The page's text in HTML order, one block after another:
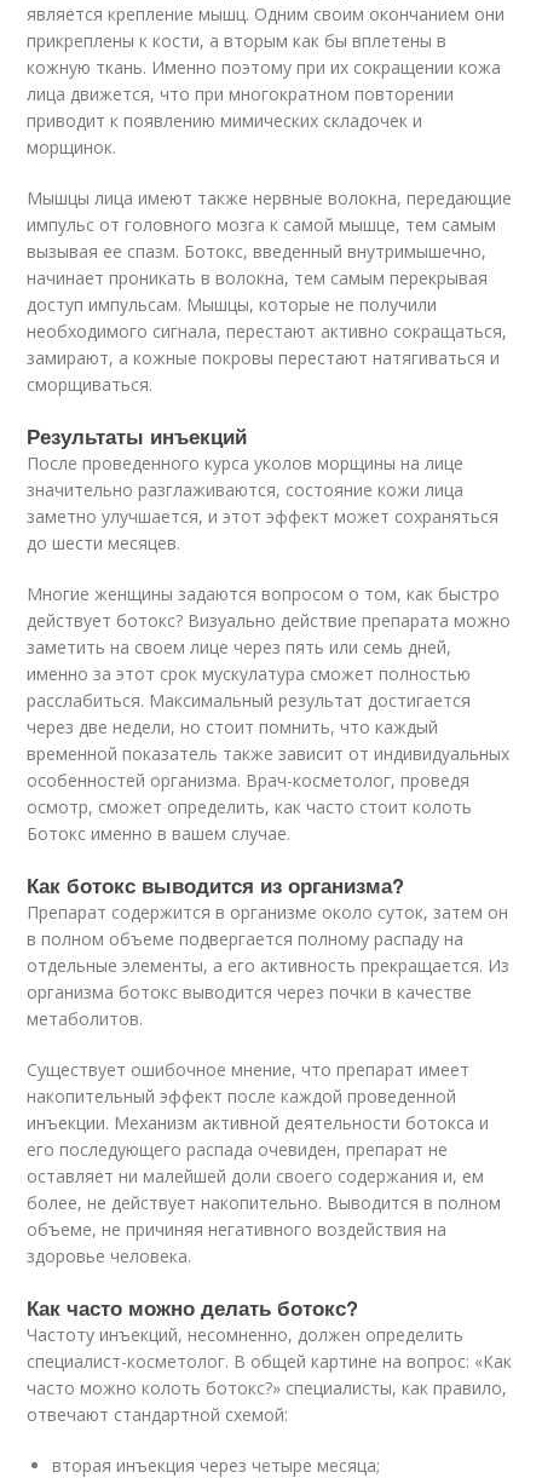
является крепление мышц. Одним своим окончанием они
прикреплены к кости, а вторым как бы вплетены в
кожную ткань. Именно поэтому при их сокращении кожа
лица движется, что при многократном повторении
приводит к появлению мимических складочек и
морщинок.
Мышцы лица имеют также нервные волокна, передающие
импульс от головного мозга к самой мышце, тем самым
вызывая ее спазм. Ботокс, введенный внутримышечно,
начинает проникать в волокна, тем самым перекрывая
доступ импульсам. Мышцы, которые не получили
необходимого сигнала, перестают активно сокращаться,
замирают, а кожные покровы перестают натягиваться и
сморщиваться.
Результаты инъекций
После проведенного курса уколов морщины на лице
значительно разглаживаются, состояние кожи лица
заметно улучшается, и этот эффект может сохраняться
до шести месяцев.
Многие женщины задаются вопросом о том, как быстро
действует ботокс? Визуально действие препарата можно
заметить на своем лице через пять или семь дней,
именно за этот срок мускулатура сможет полностью
расслабиться. Максимальный результат достигается
через две недели, но стоит помнить, что каждый
временной показатель также зависит от индивидуальных
особенностей организма. Врач-косметолог, проведя
осмотр, сможет определить, как часто стоит колоть
Ботокс именно в вашем случае.
Как ботокс выводится из организма?
Препарат содержится в организме около суток, затем он
в полном объеме подвергается полному распаду на
отдельные элементы, а его активность прекращается. Из
организма ботокс выводится через почки в качестве
метаболитов.
Существует ошибочное мнение, что препарат имеет
накопительный эффект после каждой проведенной
инъекции. Механизм активной деятельности ботокса и
его последующего распада очевиден, препарат не
оставляет ни малейшей доли своего содержания и, ем
более, не действует накопительно. Выводится в полном
объеме, не причиняя негативного воздействия на
здоровье человека.
Как часто можно делать ботокс?
Частоту инъекций, несомненно, должен определить
специалист-косметолог. В общей картине на вопрос: «Как
часто можно колоть ботокс?» специалисты, как правило,
отвечают стандартной схемой:
вторая инъекция через четыре месяца;